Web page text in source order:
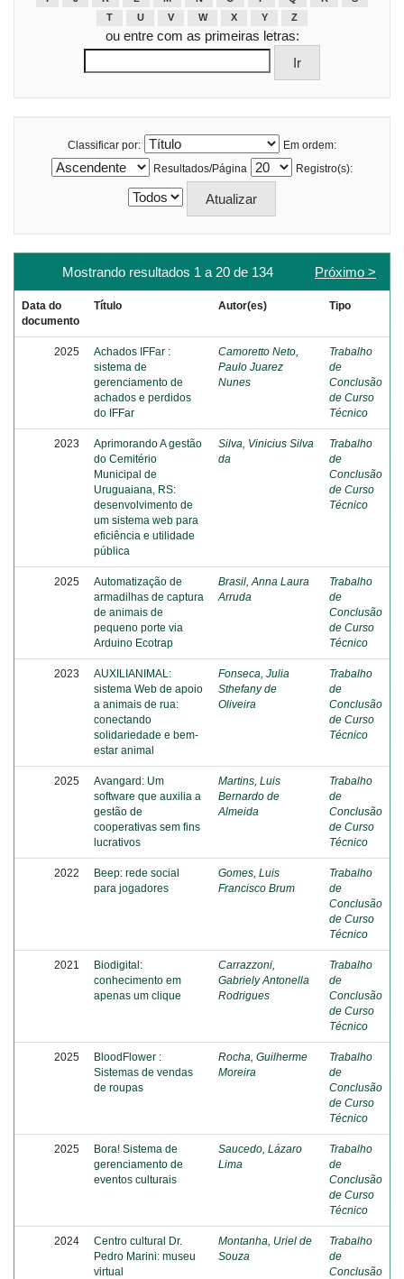
T
U V W X Y Z
ou entre com as primeiras letras:
Classificar por:
Em ordem:
Resultados/Página
Registro(s):
Mostrando resultados 1 a 20 de 134 Próximo >
Data do
documento
Título Autor(es) Tipo
2025
Achados IFFar :
sistema de
gerenciamento de
achados e perdidos
do IFFar
Camoretto Neto,
Paulo Juarez
Nunes
Trabalho
de
Conclusão
de Curso
Técnico
2023
Aprimorando A gestão
do Cemitério
Municipal de
Uruguaiana, RS:
desenvolvimento de
um sistema web para
eficiência e utilidade
pública
Silva, Vinicius Silva
da
Trabalho
de
Conclusão
de Curso
Técnico
2025
Automatização de
armadilhas de captura
de animais de
pequeno porte via
Arduino Ecotrap
Brasil, Anna Laura
Arruda
Trabalho
de
Conclusão
de Curso
Técnico
2023
AUXILIANIMAL:
sistema Web de apoio
a animais de rua:
conectando
solidariedade e bem-
estar animal
Fonseca, Julia
Sthefany de
Oliveira
Trabalho
de
Conclusão
de Curso
Técnico
2025
Avangard: Um
software que auxilia a
gestão de
cooperativas sem fins
lucrativos
Martins, Luis
Bernardo de
Almeida
Trabalho
de
Conclusão
de Curso
Técnico
2022
Beep: rede social
para jogadores
Gomes, Luis
Francisco Brum
Trabalho
de
Conclusão
de Curso
Técnico
2021
Biodigital:
conhecimento em
apenas um clique
Carrazzoni,
Gabriely Antonella
Rodrigues
Trabalho
de
Conclusão
de Curso
Técnico
2025
BloodFlower :
Sistemas de vendas
de roupas
Rocha, Guilherme
Moreira
Trabalho
de
Conclusão
de Curso
Técnico
2025
Bora! Sistema de
gerenciamento de
eventos culturais
Saucedo, Lázaro
Lima
Trabalho
de
Conclusão
de Curso
Técnico
2024
Centro cultural Dr.
Pedro Marini: museu
virtual
Montanha, Uriel de
Souza
Trabalho
de
Conclusão